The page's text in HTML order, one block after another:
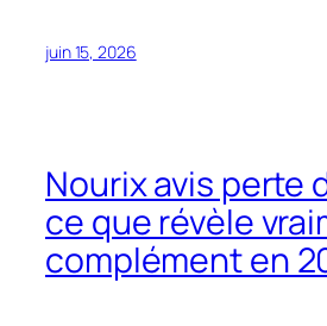
juin 15, 2026
Nourix avis perte
ce que révèle
complément en